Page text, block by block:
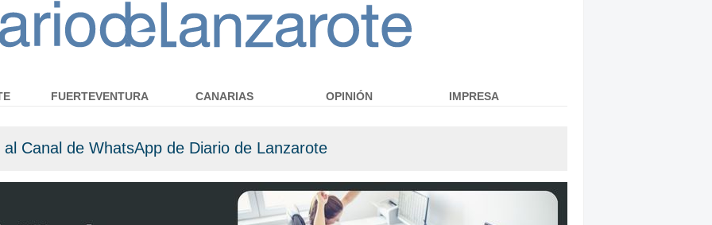
al Canal de WhatsApp de Diario de Lanzarote
FUERTEVENTURA CANARIAS OPINIÓN IMPRESA